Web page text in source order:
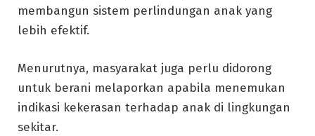
membangun sistem perlindungan anak yang
lebih efektif.
Menurutnya, masyarakat juga perlu didorong
untuk berani melaporkan apabila menemukan
indikasi kekerasan terhadap anak di lingkungan
sekitar.